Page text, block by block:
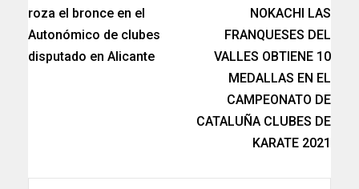
roza el bronce en el
Autonómico de clubes
disputado en Alicante
NOKACHI LAS
FRANQUESES DEL
VALLES OBTIENE 10
MEDALLAS EN EL
CAMPEONATO DE
CATALUÑA CLUBES DE
KARATE 2021